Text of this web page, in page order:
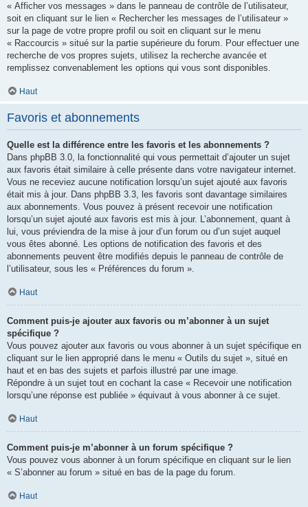
« Afficher vos messages » dans le panneau de contrôle de l’utilisateur,
soit en cliquant sur le lien « Rechercher les messages de l’utilisateur »
sur la page de votre propre profil ou soit en cliquant sur le menu
« Raccourcis » situé sur la partie supérieure du forum. Pour effectuer une
recherche de vos propres sujets, utilisez la recherche avancée et
remplissez convenablement les options qui vous sont disponibles.
Haut
Favoris et abonnements
Quelle est la différence entre les favoris et les abonnements ?
Dans phpBB 3.0, la fonctionnalité qui vous permettait d’ajouter un sujet
aux favoris était similaire à celle présente dans votre navigateur internet.
Vous ne receviez aucune notification lorsqu’un sujet ajouté aux favoris
était mis à jour. Dans phpBB 3.3, les favoris sont davantage similaires
aux abonnements. Vous pouvez à présent recevoir une notification
lorsqu’un sujet ajouté aux favoris est mis à jour. L’abonnement, quant à
lui, vous préviendra de la mise à jour d’un forum ou d’un sujet auquel
vous êtes abonné. Les options de notification des favoris et des
abonnements peuvent être modifiés depuis le panneau de contrôle de
l’utilisateur, sous les « Préférences du forum ».
Haut
Comment puis-je ajouter aux favoris ou m’abonner à un sujet
spécifique ?
Vous pouvez ajouter aux favoris ou vous abonner à un sujet spécifique en
cliquant sur le lien approprié dans le menu « Outils du sujet », situé en
haut et en bas des sujets et parfois illustré par une image.
Répondre à un sujet tout en cochant la case « Recevoir une notification
lorsqu’une réponse est publiée » équivaut à vous abonner à ce sujet.
Haut
Comment puis-je m’abonner à un forum spécifique ?
Vous pouvez vous abonner à un forum spécifique en cliquant sur le lien
« S’abonner au forum » situé en bas de la page du forum.
Haut